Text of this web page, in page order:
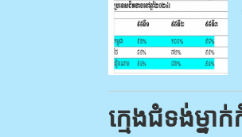
ក្មេងជំទង់ម្ន